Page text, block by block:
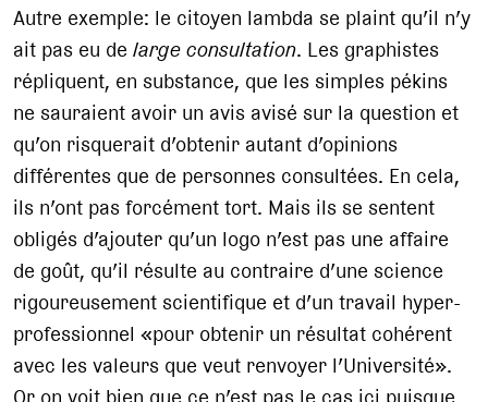
Autre exemple: le citoyen lambda se plaint qu’il n’y
ait pas eu delarge consultation. Les graphistes
répliquent, en substance, que les simples pékins
ne sauraient avoir un avis avisé sur la question et
qu’on risquerait d’obtenir autant d’opinions
différentes que de personnes consultées. En cela,
ils n’ont pas forcément tort. Mais ils se sentent
obligés d’ajouter qu’un logo n’est pas une affaire
de goût, qu’il résulte au contraire d’une science
rigoureusement scientifique et d’un travail hyper-
professionnel «pour obtenir un résultat cohérent
avec les valeurs que veut renvoyer l’Université».